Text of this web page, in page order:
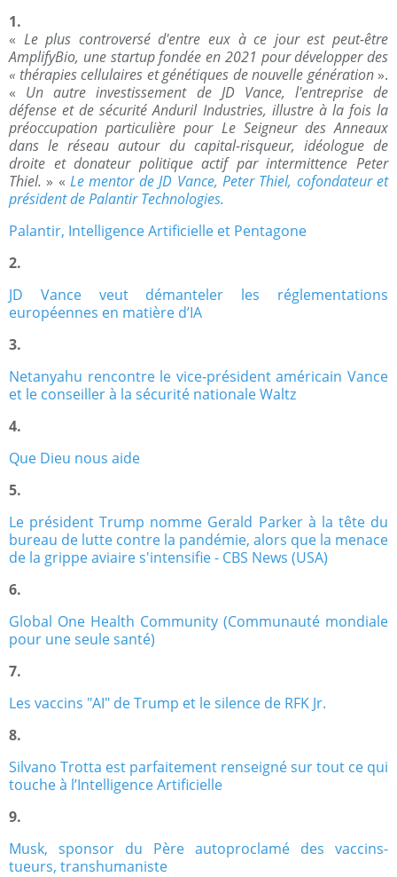
1.
« Le plus controversé d'entre eux à ce jour est peut-être
AmplifyBio, une startup fondée en 2021 pour développer des
« thérapies cellulaires et génétiques de nouvelle génération».
« Un autre investissement de JD Vance, l'entreprise de
défense et de sécurité Anduril Industries, illustre à la fois la
préoccupation particulière pour Le Seigneur des Anneaux
dans le réseau autour du capital-risqueur, idéologue de
droite et donateur politique actif par intermittence Peter
Thiel. » «Le mentor de JD Vance, Peter Thiel, cofondateur et
président de Palantir Technologies.
Palantir, Intelligence Artificielle et Pentagone
2.
JD Vance veut démanteler les réglementations
européennes en matière d’IA
3.
Netanyahu rencontre le vice-président américain Vance
et le conseiller à la sécurité nationale Waltz
4.
Que Dieu nous aide
5.
Le président Trump nomme Gerald Parker à la tête du
bureau de lutte contre la pandémie, alors que la menace
de la grippe aviaire s'intensifie - CBS News (USA)
6.
Global One Health Community (Communauté mondiale
pour une seule santé)
7.
Les vaccins "AI" de Trump et le silence de RFK Jr.
8.
Silvano Trotta est parfaitement renseigné sur tout ce qui
touche à l’Intelligence Artificielle
9.
Musk, sponsor du Père autoproclamé des vaccins-
tueurs, transhumaniste